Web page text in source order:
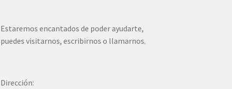
Estaremos encantados de poder ayudarte,
puedes visitarnos, escribirnos o llamarnos.
Dirección: